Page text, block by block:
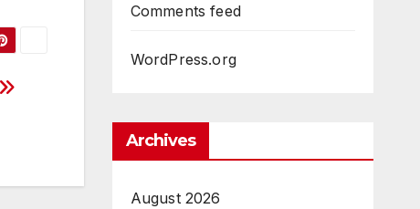
Comments feed
WordPress.org
Archives
August 2026